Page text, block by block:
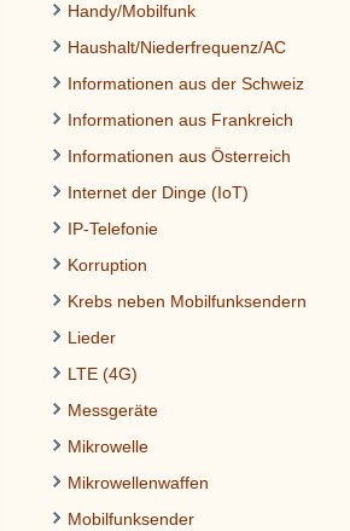
Handy/Mobilfunk
Haushalt/Niederfrequenz/AC
Informationen aus der Schweiz
Informationen aus Frankreich
Informationen aus Österreich
Internet der Dinge (IoT)
IP-Telefonie
Korruption
Krebs neben Mobilfunksendern
Lieder
LTE (4G)
Messgeräte
Mikrowelle
Mikrowellenwaffen
Mobilfunksender